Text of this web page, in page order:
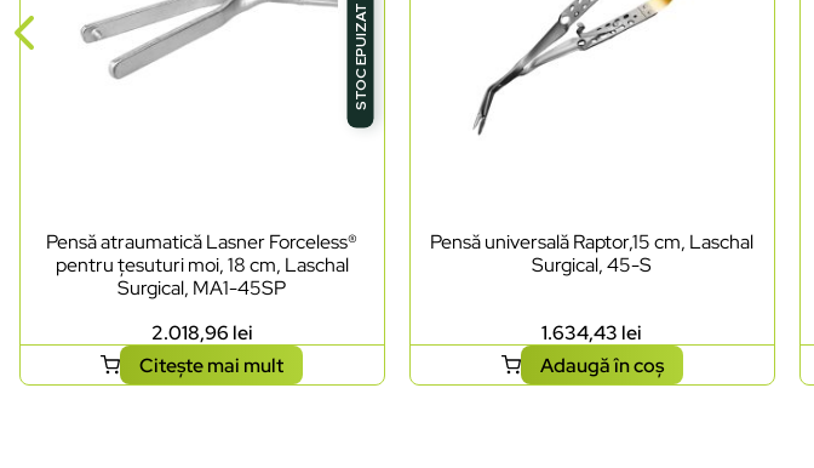
STOC EPUIZAT
Pensă atraumatică Lasner Forceless®
pentru țesuturi moi, 18 cm, Laschal
Surgical, MA1-45SP
2.018,96 lei
Citește mai mult
Pensă universală Raptor,15 cm, Laschal
Surgical, 45-S
1.634,43 lei
Adaugă în coș